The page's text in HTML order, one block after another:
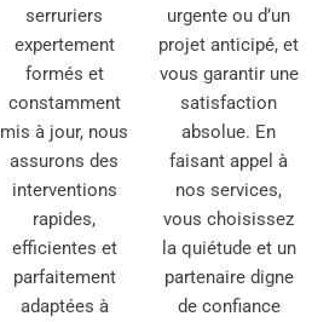
serruriers
expertement
formés et
constamment
mis à jour, nous
assurons des
interventions
rapides,
efficientes et
parfaitement
adaptées à
urgente ou d’un
projet anticipé, et
vous garantir une
satisfaction
absolue. En
faisant appel à
nos services,
vous choisissez
la quiétude et un
partenaire digne
de confiance